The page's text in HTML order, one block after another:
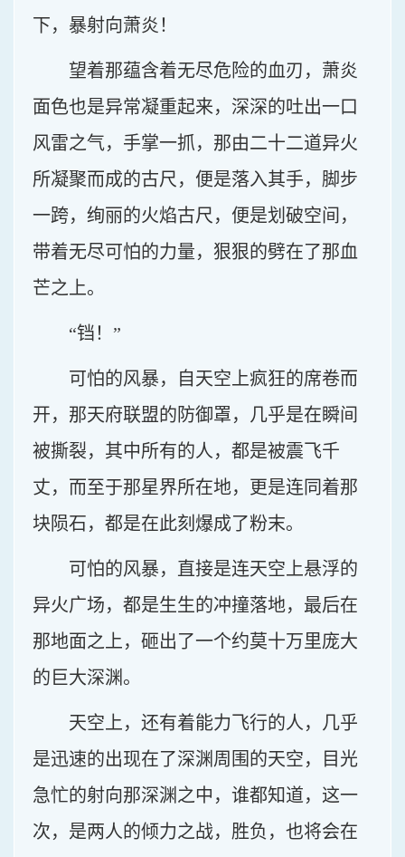
下，暴射向萧炎！
望着那蕴含着无尽危险的血刃，萧炎
面色也是异常凝重起来，深深的吐出一口
风雷之气，手掌一抓，那由二十二道异火
所凝聚而成的古尺，便是落入其手，脚步
一跨，绚丽的火焰古尺，便是划破空间，
带着无尽可怕的力量，狠狠的劈在了那血
芒之上。
“铛！”
可怕的风暴，自天空上疯狂的席卷而
开，那天府联盟的防御罩，几乎是在瞬间
被撕裂，其中所有的人，都是被震飞千
丈，而至于那星界所在地，更是连同着那
块陨石，都是在此刻爆成了粉末。
可怕的风暴，直接是连天空上悬浮的
异火广场，都是生生的冲撞落地，最后在
那地面之上，砸出了一个约莫十万里庞大
的巨大深渊。
天空上，还有着能力飞行的人，几乎
是迅速的出现在了深渊周围的天空，目光
急忙的射向那深渊之中，谁都知道，这一
次，是两人的倾力之战，胜负，也将会在